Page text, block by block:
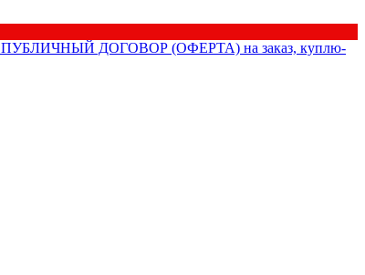
ПУБЛИЧНЫЙ ДОГОВОР (ОФЕРТА) на заказ, куплю-